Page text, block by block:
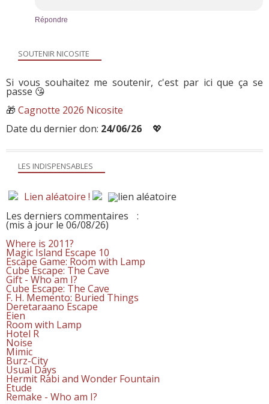
Répondre
LES INDISPENSABLES
Lien aléatoire !
Les derniers commentaires
:
(mis à jour le 06/08/26)
Where is 2011?
Magic Island Escape 10
Escape Game: Room with Lamp
Cube Escape: The Cave
Gift - Who am I?
Cube Escape: The Cave
F. H. Memento: Buried Things
Deretaraano Escape
Eien
Room with Lamp
Hotel R
Noise
Mimic
Burz-City
Usual Days
Hermit Rabi and Wonder Fountain
Etude
Remake - Who am I?
SOUTENIR NICOSITE
Si vous souhaitez me soutenir, c'est par ici que ça se
passe 😘
🎁 Cagnotte 2026 Nicosite
Date du dernier don: 24/06/26 💖